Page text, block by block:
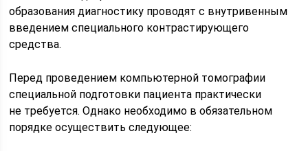
образования диагностику проводят с внутривенным
введением специального контрастирующего
средства.
Перед проведением компьютерной томографии
специальной подготовки пациента практически
не требуется. Однако необходимо в обязательном
порядке осуществить следующее: